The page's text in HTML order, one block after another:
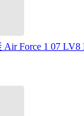
Force 1 07 LV8